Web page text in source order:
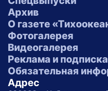
Архив
О газете
Фотогалерея
Видеогалерея
Реклама и подписка
Обязательная
Адрес